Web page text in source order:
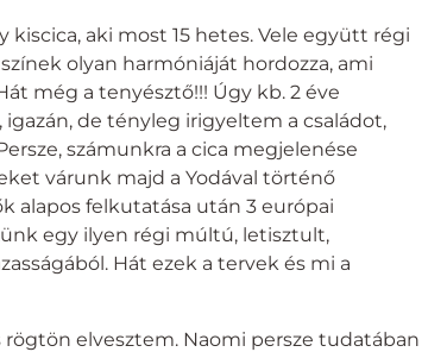
aki most 15 hetes. Vele együtt régi
olyan harmóniáját hordozza, ami
még a tenyésztő!!! Úgy kb. 2 éve
de tényleg irigyeltem a családot,
számunkra a cica megjelenése
várunk majd a Yodával történő
alapos felkutatása után 3 európai
egy ilyen régi múltú, letisztult,
Hát ezek a tervek és mi a
elvesztem. Naomi persze tudatában